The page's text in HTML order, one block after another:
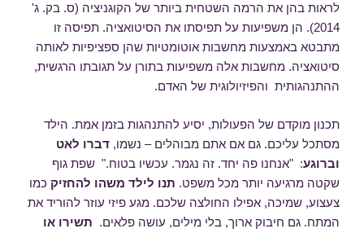
לראות בהן את הרמה השטחית ביותר של הקוגניציה (ס. בק. ג'
2014). הן משפיעות על תפיסתו את הסיטואציה. תפיסה זו
מתבטא באמצעות מחשבות אוטומטיות שהן ספציפיות לאותה
סיטואציה. מחשבות אלה משפיעות בתורן על תגובתו הרגשית,
ההתנהגותית והפיזיולוגית של האדם.
תכנון מוקדם של הפעולות, יסיע להתנהגות בזמן אמת. הילד
מסתכל עליכם. גם אם אתם מבוהלים – נשמו, דברו לאט
וברוגע: "אנחנו פה יחד. זה נגמר. עכשיו בטוח." שפת גוף
שקטה מרגיעה יותר מכל משפט. תנו לילד משהו להחזיק כמו
צעצוע, שמיכה, אפילו החולצה שלכם. מגע פיזי עוזר להוריד את
המתח. גם חיבוק ארוך, בלי מילים, עושה פלאים. תשירו או